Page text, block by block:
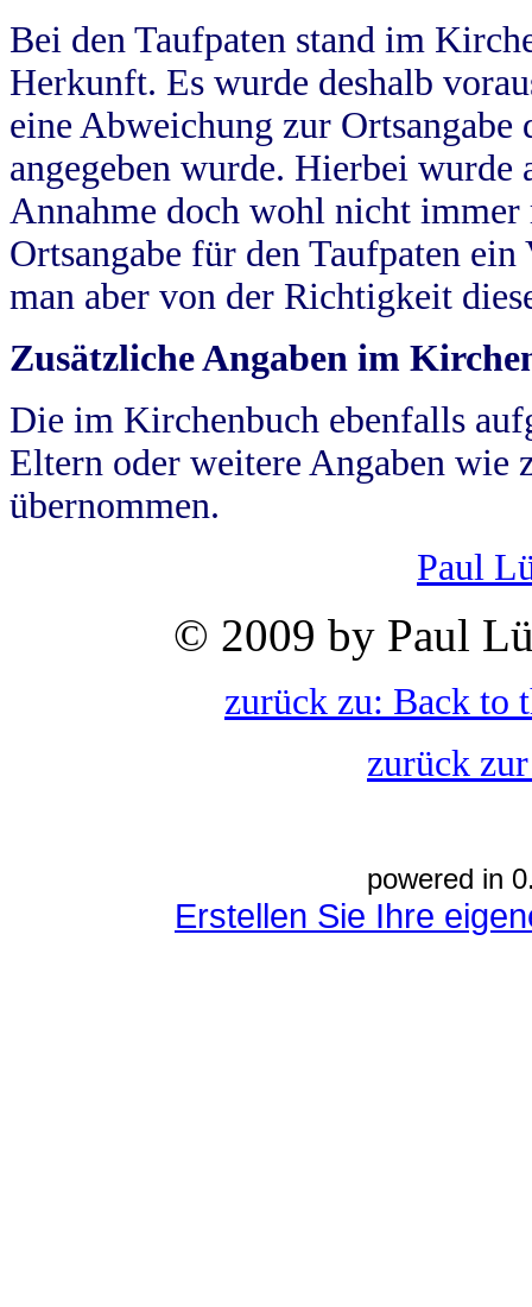
Bei den Taufpaten stand im
Herkunft. Es wurde deshalb
eine Abweichung zur
angegeben wurde. Hierbei wurde
Annahme doch wohl nicht
Ortsangabe für den Taufpaten
man aber von der Richtigkeit
Zusätzliche Angaben im
Die im Kirchenbuch ebenfalls
Eltern oder weitere Angaben wie
übernommen.
Paul
© 2009 by Paul
zurück zu: Back to
zurück
powered in
Erstellen Sie Ihre